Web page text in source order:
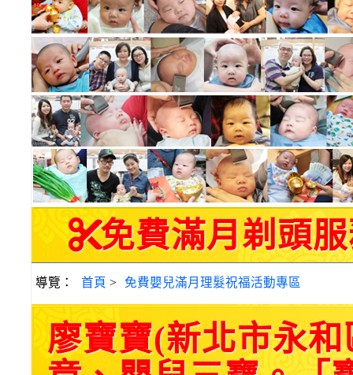
免費滿月剃頭服
導覽： 首頁 > 免費嬰兒滿月理髮祝福活動專區
廖寶寶(新北市永